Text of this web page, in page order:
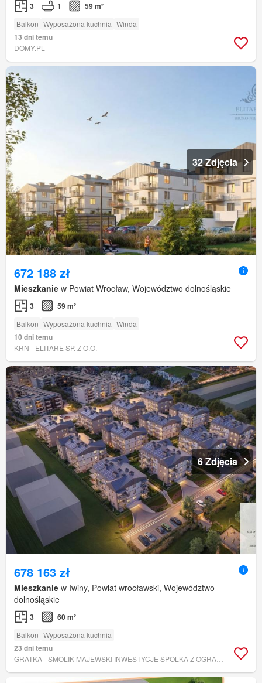
3 1 59 m²
Balkon Wyposażona kuchnia Winda
13 dni temu
DOMY.PL
32 Zdjęcia
672 188 zł
Mieszkanie w Powiat Wrocław, Województwo dolnośląskie
3 59 m²
Balkon Wyposażona kuchnia Winda
10 dni temu
KRN - ELITARE SP. Z O.O.
6 Zdjęcia
678 163 zł
Mieszkanie w Iwiny, Powiat wrocławski, Województwo
dolnośląskie
3 60 m²
Balkon Wyposażona kuchnia
23 dni temu